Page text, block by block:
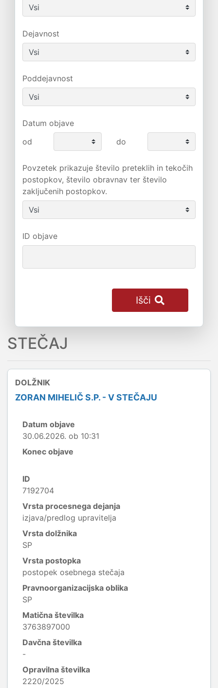
Dejavnost
Poddejavnost
Datum objave
od
do
Povzetek prikazuje število preteklih in tekočih
postopkov, število obravnav ter število
zaključenih postopkov.
ID objave
Išči
STEČAJ
DOLŽNIK
ZORAN MIHELIČ S.P. - V STEČAJU
Datum objave
30.06.2026. ob 10:31
Konec objave
ID
7192704
Vrsta procesnega dejanja
izjava/predlog upravitelja
Vrsta dolžnika
SP
Vrsta postopka
postopek osebnega stečaja
Pravnoorganizacijska oblika
SP
Matična številka
3763897000
Davčna številka
-
Opravilna številka
2220/2025